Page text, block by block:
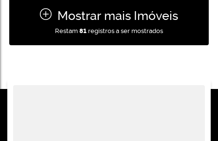
Mostrar mais Imóveis
Restam 81registros a ser mostrados